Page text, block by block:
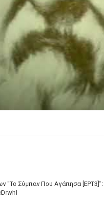
Play
''Το Σύμπαν Που Αγάπησα